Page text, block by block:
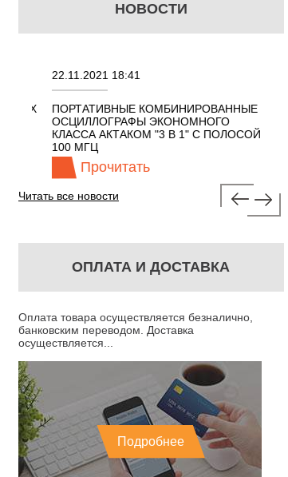
НОВОСТИ
22.11.2021 18:41
ПОРТАТИВНЫЕ КОМБИНИРОВАННЫЕ
ОСЦИЛЛОГРАФЫ ЭКОНОМНОГО
КЛАССА АКТАКОМ "3 В 1" С ПОЛОСОЙ
100 МГЦ
Прочитать
Читать все новости
ОПЛАТА И ДОСТАВКА
Оплата товара осуществляется безналично,
банковским переводом. Доставка
осуществляется...
Подробнее
ЦИФРОВОЙ
Е1 И
DT-9021(DT-9121)
НАПРЯЖЕНИЯ И